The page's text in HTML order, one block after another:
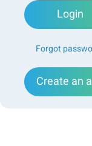
Login
Forgot
Create an